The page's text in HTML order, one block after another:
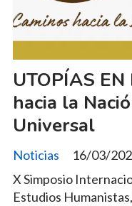
UTOPÍAS
hacia la
Universal
Noticias
16/03/
X Simposio
Estudios